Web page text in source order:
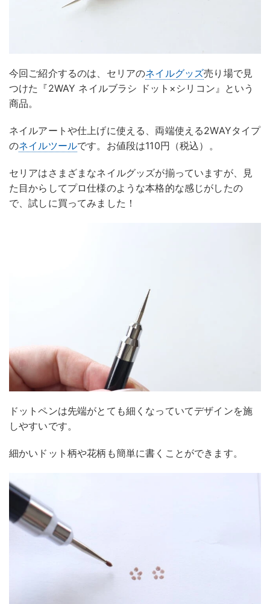
今回ご紹介するのは、セリアのネイルグッズ売り場で見
つけた『2WAY ネイルブラシ ドット×シリコン』という
商品。
ネイルアートや仕上げに使える、両端使える2WAYタイプ
のネイルツールです。お値段は110円（税込）。
セリアはさまざまなネイルグッズが揃っていますが、見
た目からしてプロ仕様のような本格的な感じがしたの
で、試しに買ってみました！
ドットペンは先端がとても細くなっていてデザインを施
しやすいです。
細かいドット柄や花柄も簡単に書くことができます。